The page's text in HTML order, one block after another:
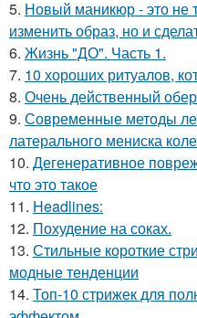
5. Новый маникюр - это не
изменить образ, но и
6. Жизнь "ДО". Часть 1.
7. 10 хороших ритуалов,
8. Очень действенный
9. Современные методы
латерального мениска
10. Дегенеративное
что это такое
11. Headlines:
12. Похудение на соках.
13. Стильные короткие
модные тенденции
14. Топ-10 стрижек для